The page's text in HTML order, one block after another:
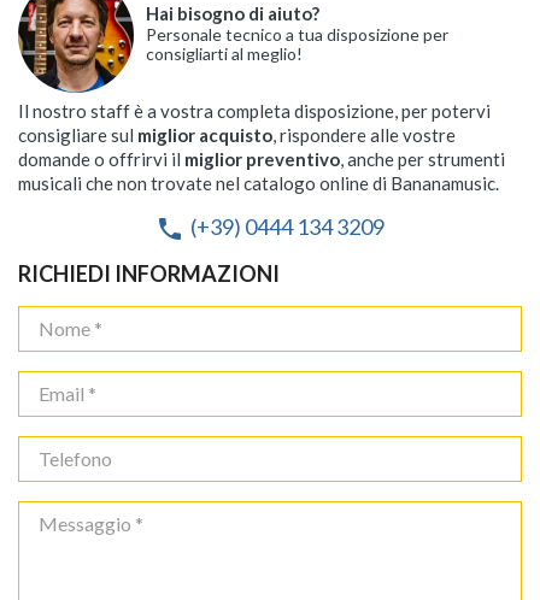
Hai bisogno di aiuto?
Personale tecnico a tua disposizione per
consigliarti al meglio!
Il nostro staff è a vostra completa disposizione, per potervi
consigliare sul miglior acquisto, rispondere alle vostre
domande o offrirvi il miglior preventivo, anche per strumenti
musicali che non trovate nel catalogo online di Bananamusic.
phone (+39) 0444 134 3209
RICHIEDI INFORMAZIONI